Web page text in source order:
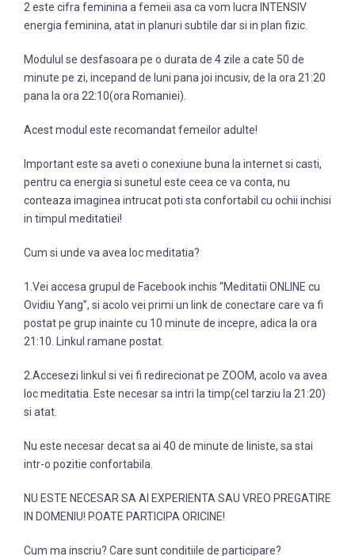
2 este cifra feminina a femeii asa ca vom lucra INTENSIV
energia feminina, atat in planuri subtile dar si in plan fizic.
Modulul se desfasoara pe o durata de 4 zile a cate 50 de
minute pe zi, incepand de luni pana joi incusiv, de la ora 21:20
pana la ora 22:10(ora Romaniei).
Acest modul este recomandat femeilor adulte!
Important este sa aveti o conexiune buna la internet si casti,
pentru ca energia si sunetul este ceea ce va conta, nu
conteaza imaginea intrucat poti sta confortabil cu ochii inchisi
in timpul meditatiei!
Cum si unde va avea loc meditatia?
1.Vei accesa grupul de Facebook inchis “Meditatii ONLINE cu
Ovidiu Yang”, si acolo vei primi un link de conectare care va fi
postat pe grup inainte cu 10 minute de incepre, adica la ora
21:10. Linkul ramane postat.
2.Accesezi linkul si vei fi redirecionat pe ZOOM, acolo va avea
loc meditatia. Este necesar sa intri la timp(cel tarziu la 21:20)
si atat.
Nu este necesar decat sa ai 40 de minute de liniste, sa stai
intr-o pozitie confortabila.
NU ESTE NECESAR SA AI EXPERIENTA SAU VREO PREGATIRE
IN DOMENIU! POATE PARTICIPA ORICINE!
Cum ma inscriu? Care sunt conditiile de participare?